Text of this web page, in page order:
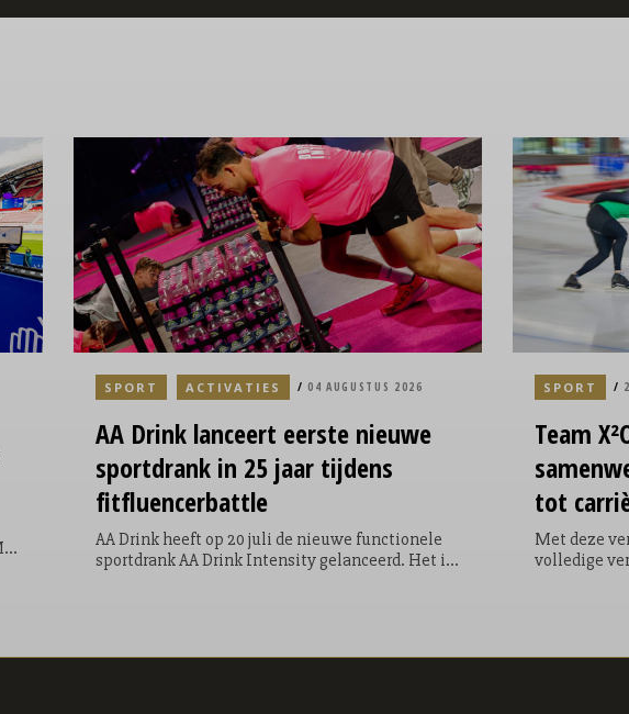
AA Drink lanceert eerste nieuwe
sportdrank in 25 jaar tijdens
fitfluencerbattle
AA Drink heeft op 20 juli de nieuwe functionele
sportdrank AA Drink Intensity gelanceerd. Het is
sportwedstrijd waarin twintig fitfluencers,
SPORT ACTIVATIES 04 AUGUSTUS 2026
Team
tot
Met deze
volledige
won als
SPORT